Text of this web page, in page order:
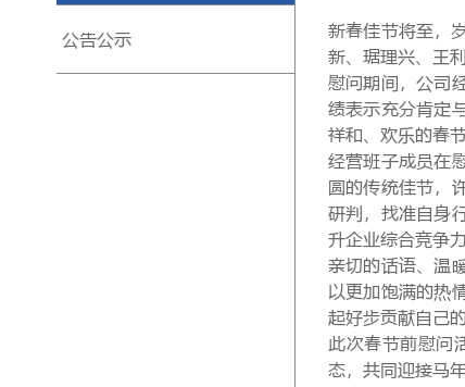
公告公示 新春佳节将至，
新、琚理兴、王
慰问期间，公司
绩表示充分肯定
祥和、欢乐的春
经营班子成员在
圆的传统佳节，
研判，找准自身
升企业综合竞争
亲切的话语、温
以更加饱满的热
起好步贡献自己的
此次春节前慰问
态，共同迎接马